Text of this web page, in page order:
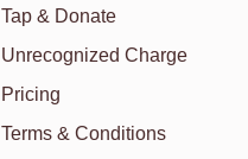
Tap & Donate
Unrecognized Charge
Pricing
Terms & Conditions